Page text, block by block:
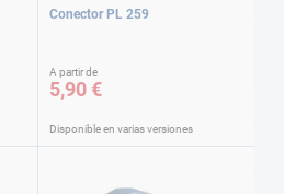
Conector PL 259
A partir de
5,90 €
Disponible en varias versiones